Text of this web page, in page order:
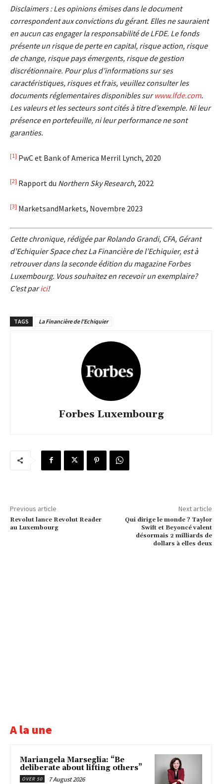
Disclaimers : Les opinions émises dans le document
correspondent aux convictions du gérant. Elles ne sauraient
en aucun cas engager la responsabilité de LFDE. Le fonds
présente un risque de perte en capital, risque action, risque
de change, risque pays émergents, risque de gestion
discrétionnaire. Pour plus d’informations sur ses
caractéristiques, risques et frais, veuillez consulter les
documents réglementaires disponibles surwww.lfde.com.
Les valeurs et les secteurs sont cités à titre d’exemple. Ni leur
présence en portefeuille, ni leur performance ne sont
garanties.
[1] PwC et Bank of America Merril Lynch, 2020
[2] Rapport du Northern Sky Research, 2022
[3] MarketsandMarkets, Novembre 2023
Cette chronique, rédigée par Rolando Grandi, CFA, Gérant
d’Echiquier Space chez La Financière de l’Echiquier, est à
retrouver dans la seconde édition du magazine Forbes
Luxembourg. Vous souhaitez en recevoir un exemplaire?
C’est parici!
TAGS La Financière de l'Echiquier
Forbes Luxembourg
Previous article
Revolut lance Revolut Reader
au Luxembourg
Next article
Qui dirige le monde ? Taylor
Swift et Beyoncé valent
désormais 2 milliards de
dollars à elles deux
A la une
Mariangela Marseglia: “Be
deliberate about lifting others”
OVER 50 7 August 2026